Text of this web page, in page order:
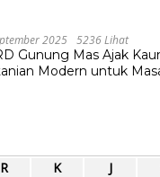
2025 5236 Lihat
Gunung Mas Ajak
Modern untuk
R K J